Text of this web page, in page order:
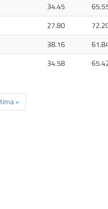
34.45
27.80
38.16
34.58
»